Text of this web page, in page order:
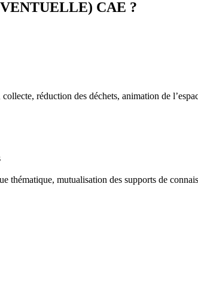
CAE ?
réduction des déchets, animation de
thématique, mutualisation des supports de